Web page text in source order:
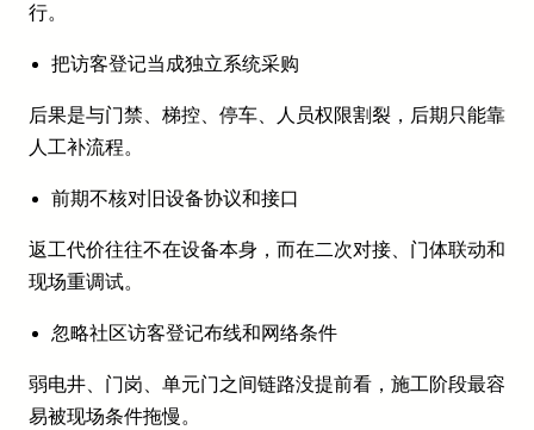
行。
把访客登记当成独立系统采购
后果是与门禁、梯控、停车、人员权限割裂，后期只能靠
人工补流程。
前期不核对旧设备协议和接口
返工代价往往不在设备本身，而在二次对接、门体联动和
现场重调试。
忽略社区访客登记布线和网络条件
弱电井、门岗、单元门之间链路没提前看，施工阶段最容
易被现场条件拖慢。